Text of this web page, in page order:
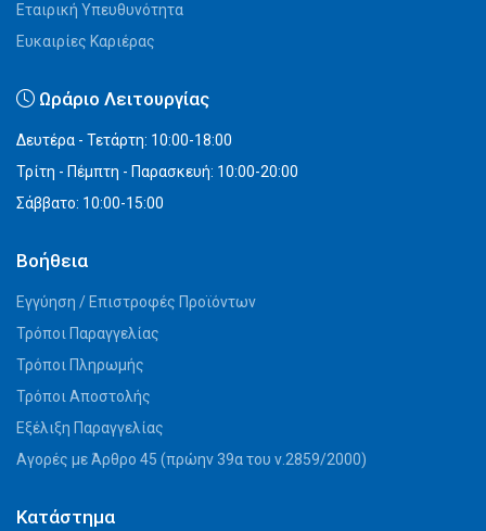
Εταιρική Υπευθυνότητα
Ευκαιρίες Καριέρας
Ωράριο Λειτουργίας
Δευτέρα - Τετάρτη: 10:00-18:00
Τρίτη - Πέμπτη - Παρασκευή: 10:00-20:00
Σάββατο: 10:00-15:00
Βοήθεια
Εγγύηση / Επιστροφές Προϊόντων
Τρόποι Παραγγελίας
Τρόποι Πληρωμής
Τρόποι Αποστολής
Εξέλιξη Παραγγελίας
Αγορές με Άρθρο 45 (πρώην 39α του ν.2859/2000)
Κατάστημα